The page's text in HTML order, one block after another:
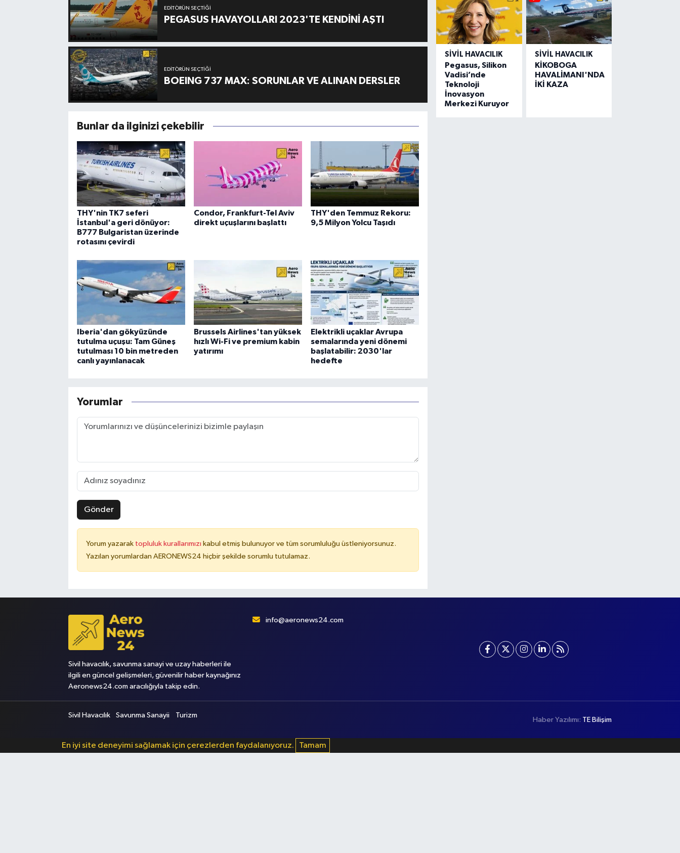
EDITÖRÜN SEÇTIĞI
PEGASUS HAVAYOLLARI 2023'TE KENDİNİ AŞTI
EDITÖRÜN SEÇTIĞI
BOEING 737 MAX: SORUNLAR VE ALINAN DERSLER
Bunlar da ilginizi çekebilir
THY'nin TK7 seferi
İstanbul'a geri dönüyor:
B777 Bulgaristan üzerinde
rotasını çevirdi
Condor, Frankfurt-Tel Aviv
direkt uçuşlarını başlattı
THY'den Temmuz Rekoru:
9,5 Milyon Yolcu Taşıdı
Iberia'dan gökyüzünde
tutulma uçuşu: Tam Güneş
tutulması 10 bin metreden
canlı yayınlanacak
Brussels Airlines'tan yüksek
hızlı Wi-Fi ve premium kabin
yatırımı
Elektrikli uçaklar Avrupa
semalarında yeni dönemi
başlatabilir: 2030'lar
hedefte
Yorumlar
Gönder
Yorum yazarak topluluk kurallarımızı kabul etmiş bulunuyor ve tüm sorumluluğu üstleniyorsunuz.
Yazılan yorumlardan AERONEWS24 hiçbir şekilde sorumlu tutulamaz.
SIVIL HAVACILIK
Pegasus, Silikon
Vadisi’nde
Teknoloji
İnovasyon
Merkezi Kuruyor
SIVIL HAVACILIK
KİKOBOGA
HAVALİMANI'NDA
İKİ KAZA
Sivil havacılık, savunma sanayi ve uzay haberleri ile
ilgili en güncel gelişmeleri, güvenilir haber kaynağınız
Aeronews24.com aracılığıyla takip edin.
info@aeronews24.com
Sivil Havacılık Savunma Sanayii Turizm
Haber Yazılımı: TE Bilişim
En iyi site deneyimi sağlamak için çerezlerden faydalanıyoruz. Tamam